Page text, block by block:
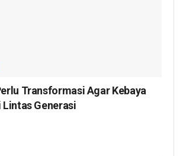
Transformasi Agar Kebaya
Generasi